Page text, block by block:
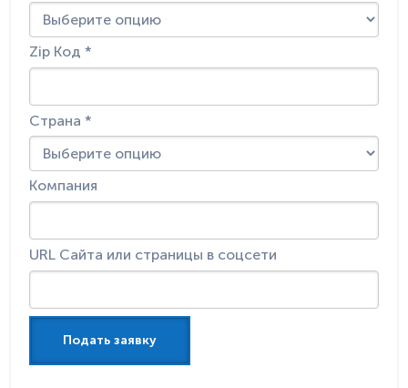
Zip Код *
Страна *
Компания
URL Сайта или страницы в соцсети